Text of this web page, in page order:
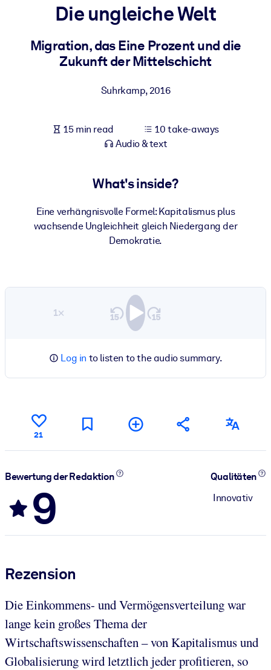
For LMS/LXP
Bring bite-sized, verified knowledge into your LMS/LXP for
For Corporate Libraries
knowledge.
Die ungleiche Welt
Migration, das Eine Prozent und die
Zukunft der Mittelschicht
Suhrkamp,2016
15 min read
10 take-aways
Audio & text
What's inside?
Eine verhängnisvolle Formel: Kapitalismus plus
wachsende Ungleichheit gleich Niedergang der
Demokratie.
1×
Log in to listen to the audio summary.
21
Bewertung der Redaktion
9
Qualitäten
Innovativ
Rezension
Die Einkommens- und Vermögensverteilung war
lange kein großes Thema der
Wirtschaftswissenschaften – von Kapitalismus und
Globalisierung wird letztlich jeder profitieren, so